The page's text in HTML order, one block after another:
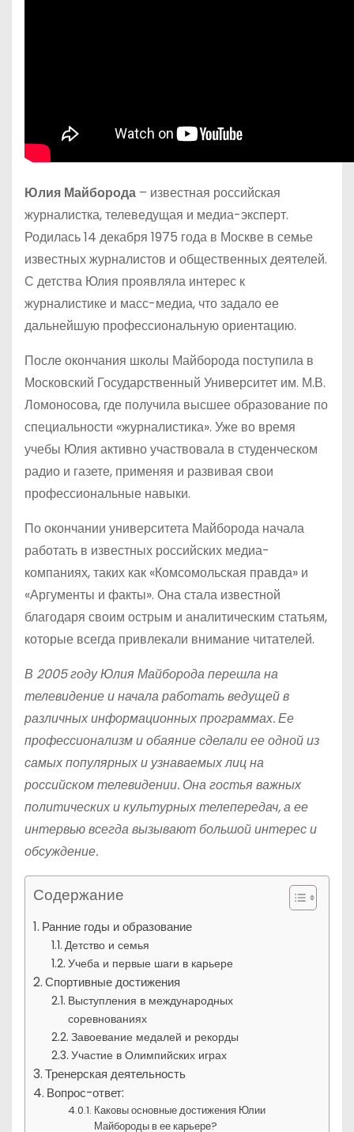
Юлия Майборода – известная российская
журналистка, телеведущая и медиа-эксперт.
Родилась 14 декабря 1975 года в Москве в семье
известных журналистов и общественных деятелей.
С детства Юлия проявляла интерес к
журналистике и масс-медиа, что задало ее
дальнейшую профессиональную ориентацию.
После окончания школы Майборода поступила в
Московский Государственный Университет им. М.В.
Ломоносова, где получила высшее образование по
специальности «журналистика». Уже во время
учебы Юлия активно участвовала в студенческом
радио и газете, применяя и развивая свои
профессиональные навыки.
По окончании университета Майборода начала
работать в известных российских медиа-
компаниях, таких как «Комсомольская правда» и
«Аргументы и факты». Она стала известной
благодаря своим острым и аналитическим статьям,
которые всегда привлекали внимание читателей.
В 2005 году Юлия Майборода перешла на
телевидение и начала работать ведущей в
различных информационных программах. Ее
профессионализм и обаяние сделали ее одной из
самых популярных и узнаваемых лиц на
российском телевидении. Она гостья важных
политических и культурных телепередач, а ее
интервью всегда вызывают большой интерес и
обсуждение.
Содержание
Ранние годы и образование
Детство и семья
Учеба и первые шаги в карьере
Спортивные достижения
Выступления в международных
соревнованиях
Завоевание медалей и рекорды
Участие в Олимпийских играх
Тренерская деятельность
Вопрос-ответ:
Каковы основные достижения Юлии
Майбороды в ее карьере?